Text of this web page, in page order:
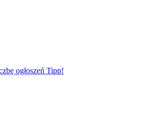
ogłoszeń Tipp!